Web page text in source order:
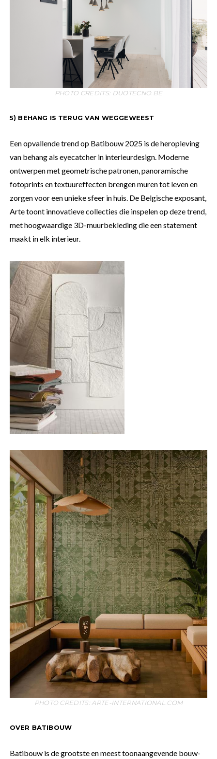
PHOTO CREDITS: DUOTECNO.BE
5) BEHANG IS TERUG VAN WEGGEWEEST
Een opvallende trend op Batibouw 2025 is de heropleving
van behang als eyecatcher in interieurdesign. Moderne
ontwerpen met geometrische patronen, panoramische
fotoprints en textuureffecten brengen muren tot leven en
zorgen voor een unieke sfeer in huis. De Belgische exposant,
Arte toont innovatieve collecties die inspelen op deze trend,
met hoogwaardige 3D-muurbekleding die een statement
maakt in elk interieur.
PHOTO CREDITS: ARTE-INTERNATIONAL.COM
OVER BATIBOUW
Batibouw is de grootste en meest toonaangevende bouw-